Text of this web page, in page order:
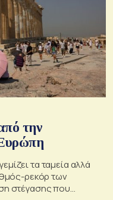
την
τα ταμεία αλλά
ρεκόρ των
στέγασης που